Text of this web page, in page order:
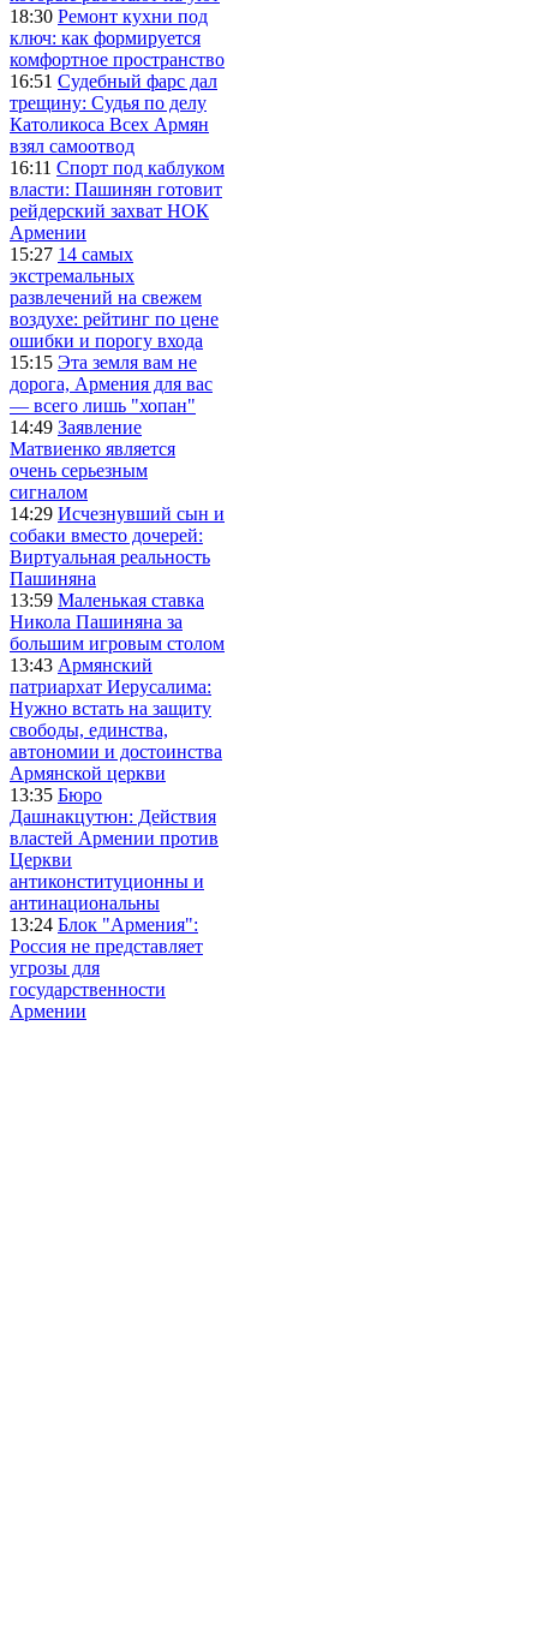
18:30 Ремонт кухни под
ключ: как формируется
комфортное пространство
16:51 Судебный фарс дал
трещину: Судья по делу
Католикоса Всех Армян
взял самоотвод
16:11 Спорт под каблуком
власти: Пашинян готовит
рейдерский захват НОК
Армении
15:27 14 самых
экстремальных
развлечений на свежем
воздухе: рейтинг по цене
ошибки и порогу входа
15:15 Эта земля вам не
дорога, Армения для вас
— всего лишь "хопан"
14:49 Заявление
Матвиенко является
очень серьезным
сигналом
14:29 Исчезнувший сын и
собаки вместо дочерей:
Виртуальная реальность
Пашиняна
13:59 Маленькая ставка
Никола Пашиняна за
большим игровым столом
13:43 Армянский
патриархат Иерусалима:
Нужно встать на защиту
свободы, единства,
автономии и достоинства
Армянской церкви
13:35 Бюро
Дашнакцутюн: Действия
властей Армении против
Церкви
антиконституционны и
антинациональны
13:24 Блок "Армения":
Россия не представляет
угрозы для
государственности
Армении